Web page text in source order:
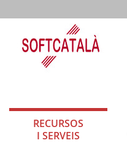
RECURSOS
I SERVEIS